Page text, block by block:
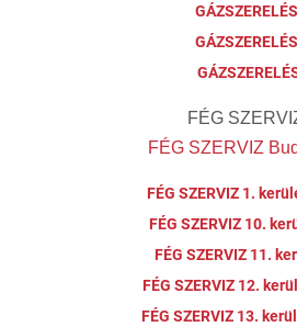
FÉG
FÉG SZERVIZ
FÉG SZERVIZ 1.
FÉG SZERVIZ 10.
FÉG SZERVIZ 11.
FÉG SZERVIZ 12.
FÉG SZERVIZ 13.